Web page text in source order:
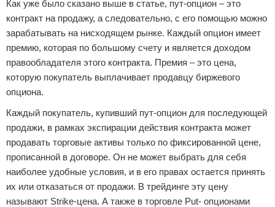
Как уже было сказано выше в статье, пут-опцион – это
контракт на продажу, а следовательно, с его помощью можно
зарабатывать на нисходящем рынке. Каждый опцион имеет
премию, которая по большому счету и является доходом
правообладателя этого контракта. Премия – это цена,
которую покупатель выплачивает продавцу биржевого
опциона.
Каждый покупатель, купивший пут-опцион для последующей
продажи, в рамках экспирации действия контракта может
продавать торговые активы только по фиксированной цене,
прописанной в договоре. Он не может выбрать для себя
наиболее удобные условия, и в его правах остается принять
их или отказаться от продажи. В трейдинге эту цену
называют Strike-цена. А также в торговле Put- опционами